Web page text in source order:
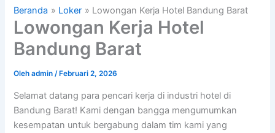
Beranda Loker Lowongan Kerja Hotel Bandung Barat
Lowongan Kerja Hotel
Bandung Barat
Olehadmin/ Februari 2, 2026
Selamat datang para pencari kerja di industri hotel di
Bandung Barat! Kami dengan bangga mengumumkan
kesempatan untuk bergabung dalam tim kami yang